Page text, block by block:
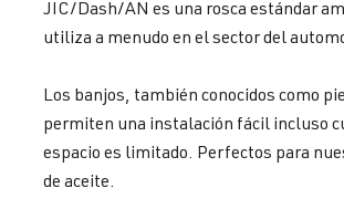
JIC/Dash/AN es una rosca estándar
utiliza a menudo en el sector del
Los banjos, también conocidos como
permiten una instalación fácil incluso
espacio es limitado. Perfectos para
de aceite.